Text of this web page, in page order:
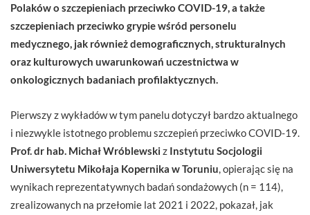
Polaków o szczepieniach przeciwko COVID-19, a także
szczepieniach przeciwko grypie wśród personelu
medycznego, jak również demograficznych, strukturalnych
oraz kulturowych uwarunkowań uczestnictwa w
onkologicznych badaniach profilaktycznych.
Pierwszy z wykładów w tym panelu dotyczył bardzo aktualnego
i niezwykle istotnego problemu szczepień przeciwko COVID-19.
Prof. dr hab. Michał Wróblewski z Instytutu Socjologii
Uniwersytetu Mikołaja Kopernika w Toruniu , opierając się na
wynikach reprezentatywnych badań sondażowych (n = 114),
zrealizowanych na przełomie lat 2021 i 2022, pokazał, jak